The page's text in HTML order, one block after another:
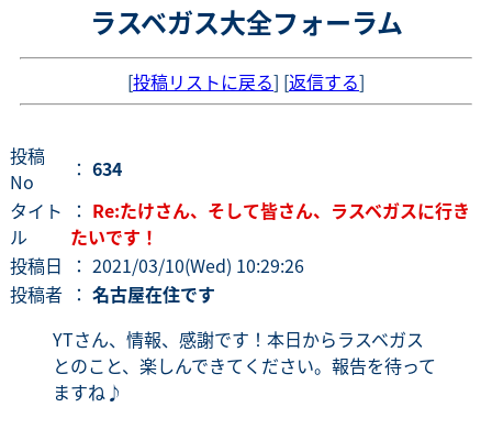
ラスベガス大全フォーラム
[投稿リストに戻る] [返信する]
投稿
No
： 634
タイト
ル
： Re:たけさん、そして皆さん、ラスベガスに行き
たいです！
投稿日
： 2021/03/10(Wed) 10:29:26
投稿者 ： 名古屋在住です
YTさん、情報、感謝です！本日からラスベガス
とのこと、楽しんできてください。報告を待って
ますね♪